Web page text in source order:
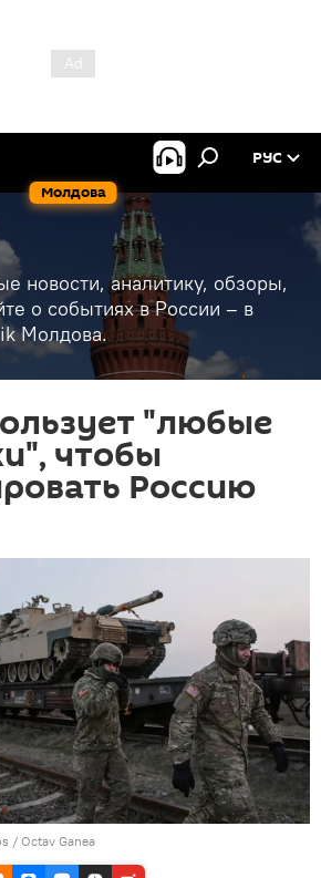
Молдова
РУС
новости, аналитику, обзоры,
о событиях в России – в
Молдова.
"любые
чтобы
Россию
/ Octav Ganea